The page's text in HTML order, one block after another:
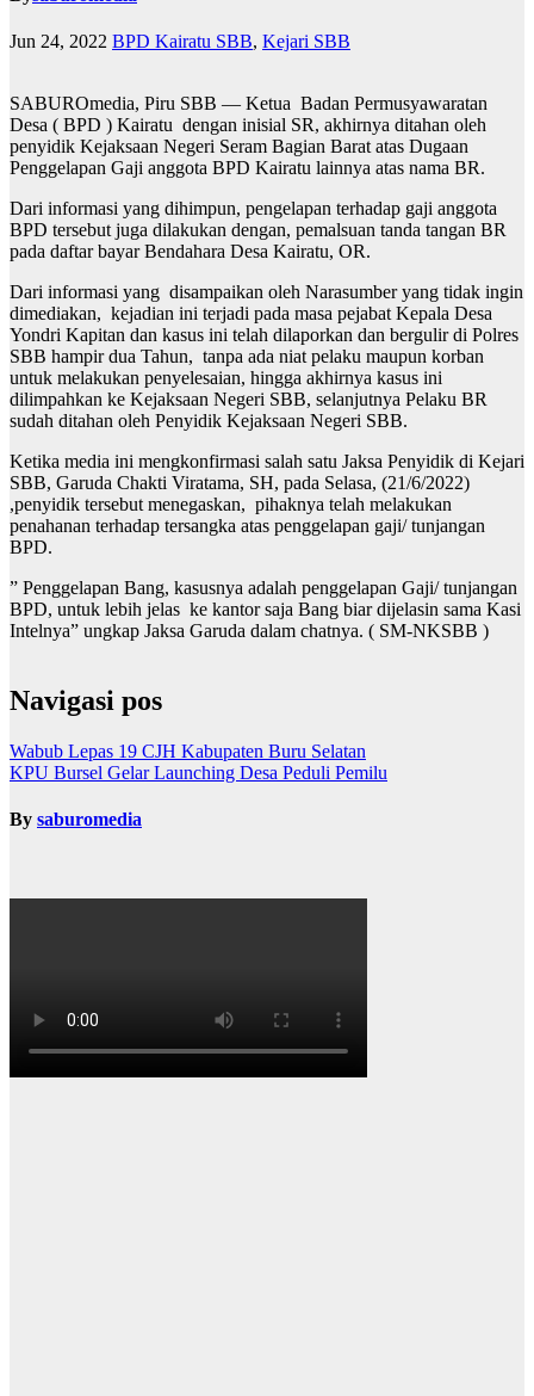
Jun 24, 2022 BPD Kairatu SBB, Kejari SBB
SABUROmedia, Piru SBB — Ketua Badan Permusyawaratan
Desa ( BPD ) Kairatu dengan inisial SR, akhirnya ditahan oleh
penyidik Kejaksaan Negeri Seram Bagian Barat atas Dugaan
Penggelapan Gaji anggota BPD Kairatu lainnya atas nama BR.
Dari informasi yang dihimpun, pengelapan terhadap gaji anggota
BPD tersebut juga dilakukan dengan, pemalsuan tanda tangan BR
pada daftar bayar Bendahara Desa Kairatu, OR.
Dari informasi yang disampaikan oleh Narasumber yang tidak ingin
dimediakan, kejadian ini terjadi pada masa pejabat Kepala Desa
Yondri Kapitan dan kasus ini telah dilaporkan dan bergulir di Polres
SBB hampir dua Tahun, tanpa ada niat pelaku maupun korban
untuk melakukan penyelesaian, hingga akhirnya kasus ini
dilimpahkan ke Kejaksaan Negeri SBB, selanjutnya Pelaku BR
sudah ditahan oleh Penyidik Kejaksaan Negeri SBB.
Ketika media ini mengkonfirmasi salah satu Jaksa Penyidik di Kejari
SBB, Garuda Chakti Viratama, SH, pada Selasa, (21/6/2022)
,penyidik tersebut menegaskan, pihaknya telah melakukan
penahanan terhadap tersangka atas penggelapan gaji/ tunjangan
BPD.
” Penggelapan Bang, kasusnya adalah penggelapan Gaji/ tunjangan
BPD, untuk lebih jelas ke kantor saja Bang biar dijelasin sama Kasi
Intelnya” ungkap Jaksa Garuda dalam chatnya. ( SM-NKSBB )
Navigasi pos
Wabub Lepas 19 CJH Kabupaten Buru Selatan
KPU Bursel Gelar Launching Desa Peduli Pemilu
By saburomedia